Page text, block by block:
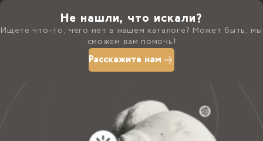
Не нашли, что искали?
Ищете что-то, чего нет в нашем каталоге? Может быть, мы
сможем вам помочь!
Расскажите нам